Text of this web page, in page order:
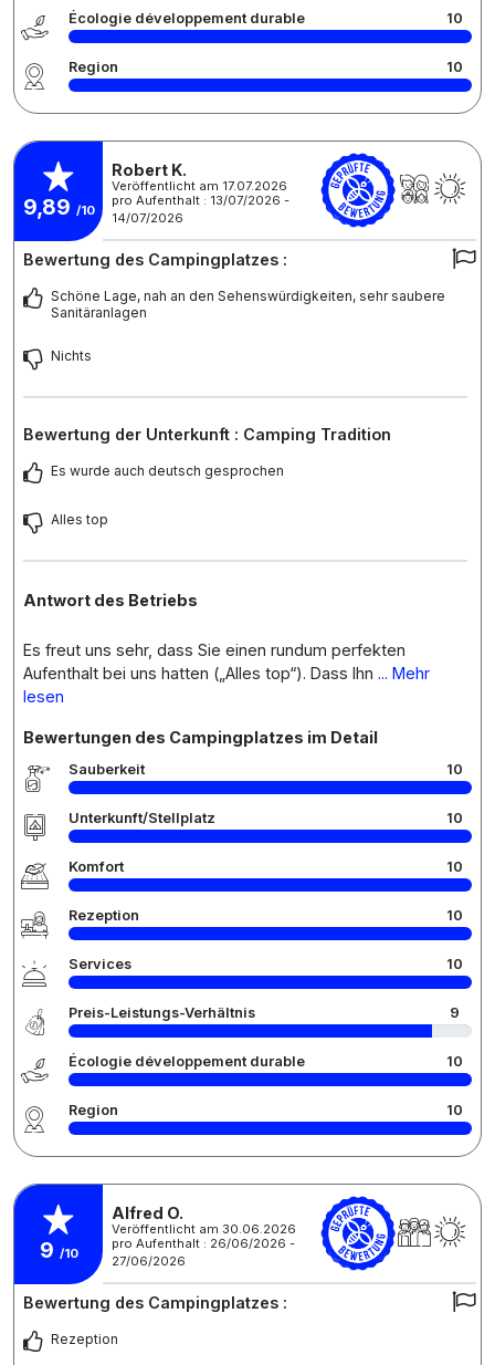
Écologie développement durable 10
Region 10
9,89 /10
Robert K.
Veröffentlicht am 17.07.2026
pro Aufenthalt : 13/07/2026 -
14/07/2026
Bewertung des Campingplatzes :
Schöne Lage, nah an den Sehenswürdigkeiten, sehr saubere
Sanitäranlagen
Nichts
Bewertung der Unterkunft : Camping Tradition
Es wurde auch deutsch gesprochen
Alles top
Antwort des Betriebs
Es freut uns sehr, dass Sie einen rundum perfekten
Aufenthalt bei uns hatten („Alles top“). Dass Ihn ... Mehr
lesen
Bewertungen des Campingplatzes im Detail
Sauberkeit 10
Unterkunft/Stellplatz 10
Komfort 10
Rezeption 10
Services 10
Preis-Leistungs-Verhältnis 9
Écologie développement durable 10
Region 10
9 /10
Alfred O.
Veröffentlicht am 30.06.2026
pro Aufenthalt : 26/06/2026 -
27/06/2026
Bewertung des Campingplatzes :
Rezeption